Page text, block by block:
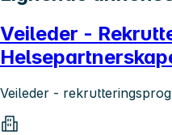
Veileder -
Veileder -